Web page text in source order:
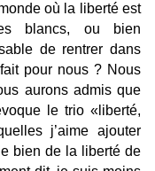
où la liberté est
blancs, ou bien
de rentrer dans
pour nous ? Nous
aurons admis que
le trio «liberté,
j’aime ajouter
bien de la liberté de